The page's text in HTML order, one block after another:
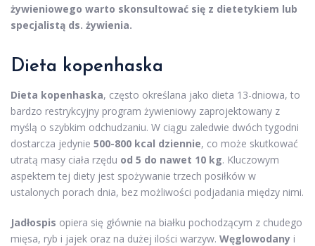
żywieniowego warto skonsultować się z dietetykiem lub
specjalistą ds. żywienia.
Dieta kopenhaska
Dieta kopenhaska, często określana jako dieta 13-dniowa, to
bardzo restrykcyjny program żywieniowy zaprojektowany z
myślą o szybkim odchudzaniu. W ciągu zaledwie dwóch tygodni
dostarcza jedynie 500-800 kcal dziennie, co może skutkować
utratą masy ciała rzędu od 5 do nawet 10 kg. Kluczowym
aspektem tej diety jest spożywanie trzech posiłków w
ustalonych porach dnia, bez możliwości podjadania między nimi.
Jadłospis opiera się głównie na białku pochodzącym z chudego
mięsa, ryb i jajek oraz na dużej ilości warzyw. Węglowodany i